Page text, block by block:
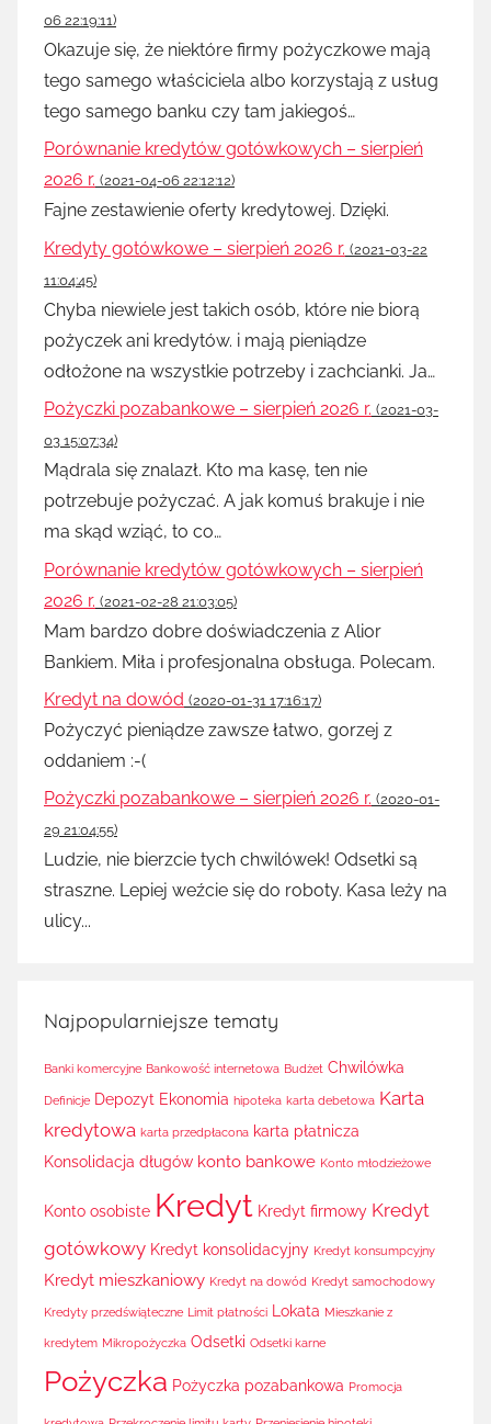
06 22:19:11)
Okazuje się, że niektóre firmy pożyczkowe mają
tego samego właściciela albo korzystają z usług
tego samego banku czy tam jakiegoś…
Porównanie kredytów gotówkowych – sierpień
2026 r. (2021-04-06 22:12:12)
Fajne zestawienie oferty kredytowej. Dzięki.
Kredyty gotówkowe – sierpień 2026 r. (2021-03-22
11:04:45)
Chyba niewiele jest takich osób, które nie biorą
pożyczek ani kredytów. i mają pieniądze
odłożone na wszystkie potrzeby i zachcianki. Ja…
Pożyczki pozabankowe – sierpień 2026 r. (2021-03-
03 15:07:34)
Mądrala się znalazł. Kto ma kasę, ten nie
potrzebuje pożyczać. A jak komuś brakuje i nie
ma skąd wziąć, to co…
Porównanie kredytów gotówkowych – sierpień
2026 r. (2021-02-28 21:03:05)
Mam bardzo dobre doświadczenia z Alior
Bankiem. Miła i profesjonalna obsługa. Polecam.
Kredyt na dowód (2020-01-31 17:16:17)
Pożyczyć pieniądze zawsze łatwo, gorzej z
oddaniem :-(
Pożyczki pozabankowe – sierpień 2026 r. (2020-01-
29 21:04:55)
Ludzie, nie bierzcie tych chwilówek! Odsetki są
straszne. Lepiej weźcie się do roboty. Kasa leży na
ulicy...
Najpopularniejsze tematy
Banki komercyjne Bankowość internetowa Budżet Chwilówka
Definicje Depozyt Ekonomia hipoteka karta debetowa Karta
kredytowa karta przedpłacona karta płatnicza
Konsolidacja długów konto bankowe Konto młodzieżowe
Konto osobiste Kredyt Kredyt firmowy Kredyt
gotówkowy Kredyt konsolidacyjny Kredyt konsumpcyjny
Kredyt mieszkaniowy Kredyt na dowód Kredyt samochodowy
Kredyty przedświąteczne Limit płatności Lokata Mieszkanie z
kredytem Mikropożyczka Odsetki Odsetki karne
Pożyczka Pożyczka pozabankowa Promocja